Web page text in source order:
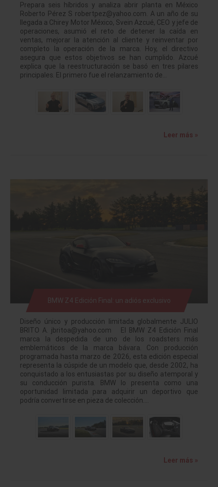
Prepara seis híbridos y analiza abrir planta en México
Roberto Pérez S robertpez@yahoo.com. A un año de su
llegada a Chirey Motor México, Svein Azcué, CEO y jefe de
operaciones, asumió el reto de detener la caída en
ventas, mejorar la atención al cliente y reinventar por
completo la operación de la marca. Hoy, el directivo
asegura que estos objetivos se han cumplido. Azcué
explica que la reestructuración se basó en tres pilares
principales. El primero fue el relanzamiento de…
Leer más »
BMW Z4 Edición Final: un adiós exclusivo
Diseño único y producción limitada globalmente JULIO
BRITO A. jbritoa@yahoo.com El BMW Z4 Edición Final
marca la despedida de uno de los roadsters más
emblemáticos de la marca bávara. Con producción
programada hasta marzo de 2026, esta edición especial
representa la cúspide de un modelo que, desde 2002, ha
conquistado a los entusiastas por su diseño atemporal y
su conducción purista. BMW lo presenta como una
oportunidad limitada para adquirir un deportivo que
podría convertirse en pieza de colección.…
Leer más »